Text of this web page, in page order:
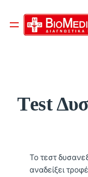
Τest
Το τεστ
αναδείξει